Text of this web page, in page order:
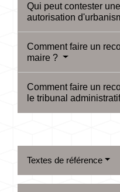
Qui peut contester une
autorisation
Comment faire un
maire ?
Comment faire un
le tribunal
Textes de référence